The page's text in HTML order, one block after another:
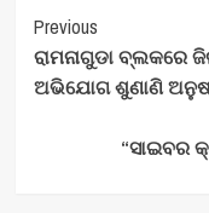
Post
Navigation
Previous
ରାମନାଗୁଡା ବ୍ଲକରେ
ଅଭିଯୋଗ ଶୁଣାଣି
“ସାଇବର